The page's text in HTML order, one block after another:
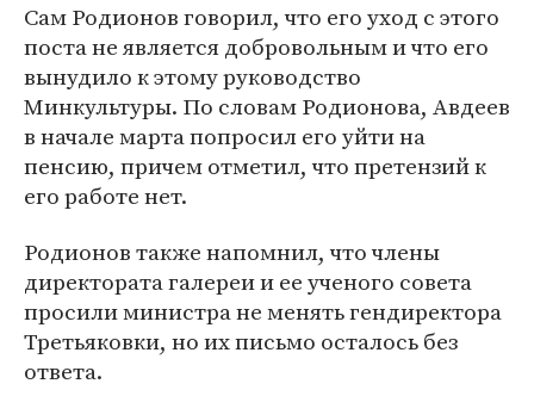
Сам Родионов говорил, что его уход с этого
поста не является добровольным и что его
вынудило к этому руководство
Минкультуры. По словам Родионова, Авдеев
в начале марта попросил его уйти на
пенсию, причем отметил, что претензий к
его работе нет.
Родионов также напомнил, что члены
директората галереи и ее ученого совета
просили министра не менять гендиректора
Третьяковки, но их письмо осталось без
ответа.